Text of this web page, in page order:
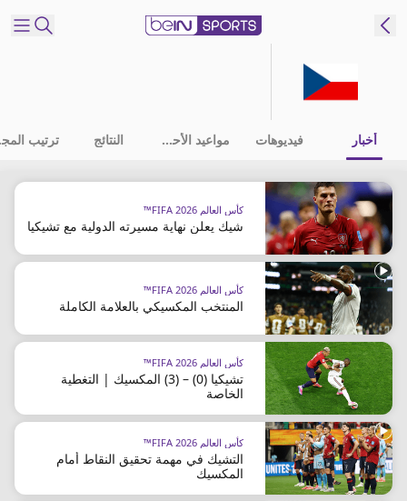
اللغة EN ع
إدارة
التنبيهات
انضم
إلى
قائمة
النشرة
الإخبارية
اتصل بنا
beIN CONNECT
beIN MEDIA GROUP
ترددات beIN SPORTS
الأسئلة الأكثر شيوعاً
دليل التلفاز
أخبار فيديوهات مواعيد الأحداث النتائج
كأس العالم FIFA 2026™
شيك يعلن نهاية مسيرته الدولية مع تشيكيا
كأس العالم FIFA 2026™
المنتخب المكسيكي بالعلامة الكاملة
كأس العالم FIFA 2026™
تشيكيا (0) – (3) المكسيك | التغطية
الخاصة
كأس العالم FIFA 2026™
التشيك في مهمة تحقيق النقاط أمام
المكسيك